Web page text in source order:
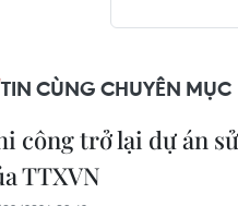
TIN CÙNG CHUYÊN MỤC
công trở lại dự án
TTXVN